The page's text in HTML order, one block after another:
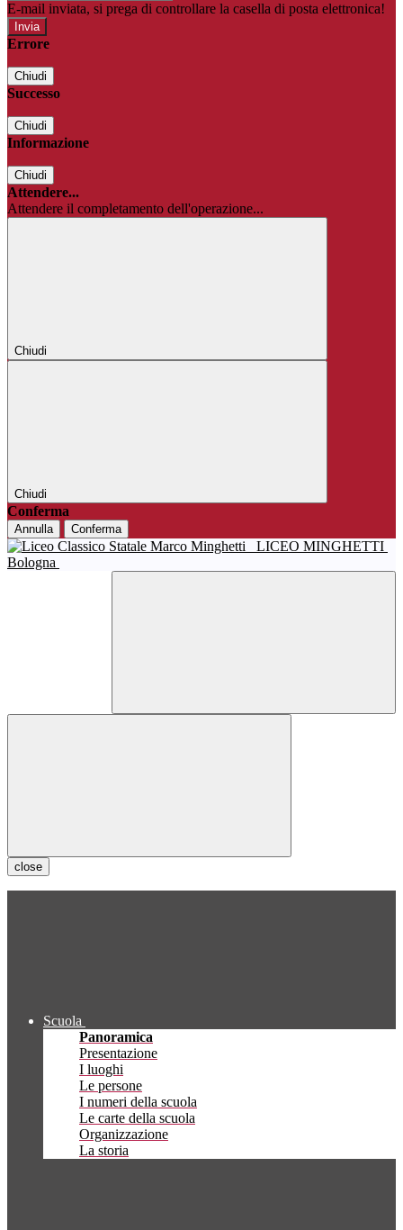
E-mail inviata, si prega di controllare la casella di posta elettronica!
Errore
Chiudi
Successo
Chiudi
Informazione
Chiudi
Attendere...
Attendere il completamento dell'operazione...
Chiudi
Chiudi
Conferma
Annulla Conferma
LICEO MINGHETTI
Bologna
close
Scuola
Panoramica
Presentazione
I luoghi
Le persone
I numeri della scuola
Le carte della scuola
Organizzazione
La storia